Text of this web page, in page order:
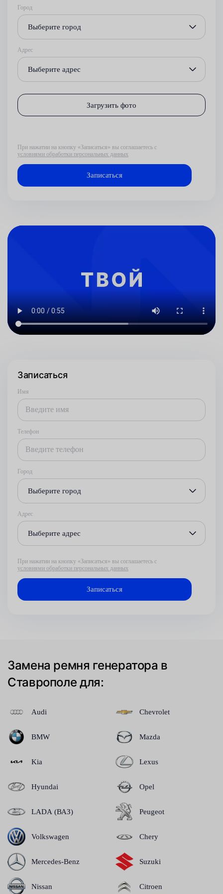
Город
Выберите город
Адрес
Выберите адрес
Загрузить фото
При нажатии на кнопку «Записаться» вы соглашаетесь с
условиями обработки персональных данных
Записаться
Имя
Телефон
Город
Выберите город
Адрес
Выберите адрес
При нажатии на кнопку «Записаться» вы соглашаетесь с
условиями обработки персональных данных
Замена ремня генератора в
Ставрополе для:
Audi
BMW
Kia
Hyundai
LADA (ВАЗ)
Volkswagen
Mercedes-Benz
Nissan
Chevrolet
Mazda
Lexus
Opel
Peugeot
Chery
Suzuki
Citroen